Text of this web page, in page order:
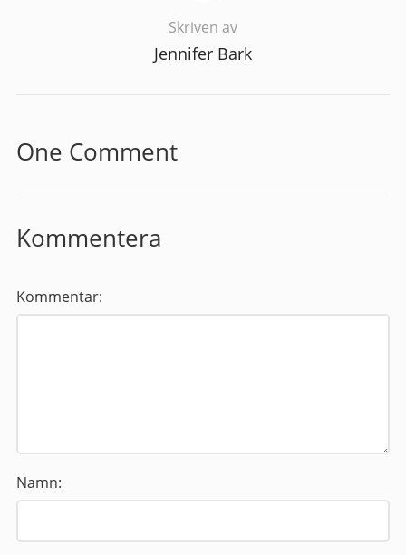
Skriven av
Jennifer Bark
One Comment
Kommentera
Kommentar:
Namn: